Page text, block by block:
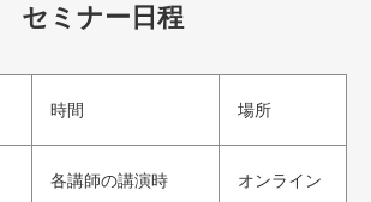
セミナー日程
時間 場所
各講師の講演時
オンライン